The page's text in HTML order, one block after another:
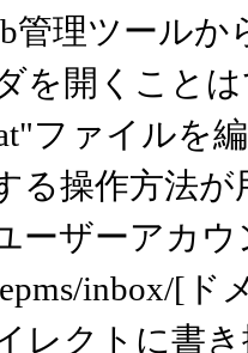
管理ツール
を開くこと
ファイルを
る操作方法
ーザーアカ
inbox/[
レクトに書